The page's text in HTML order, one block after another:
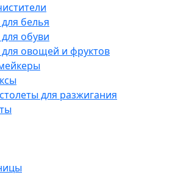
белья
обуви
овощей и фруктов
для разжигания